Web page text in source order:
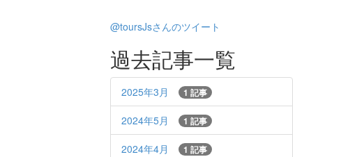
@toursJsさんのツイート
過去記事一覧
2025年3月 1 記事
2024年5月 1 記事
2024年4月 1 記事